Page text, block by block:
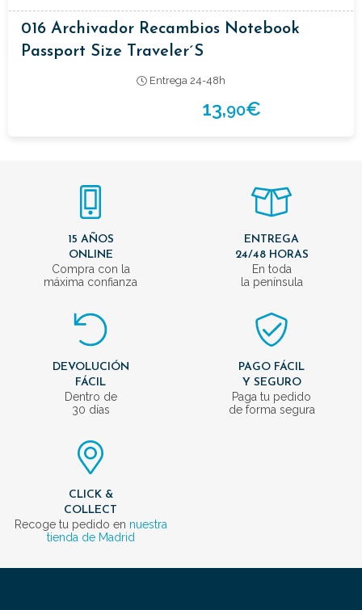
016 Archivador Recambios Notebook
Passport Size Traveler´s
Entrega 24-48h
13,90€
15 AÑOS
ONLINE
Compra con la
máxima confianza
ENTREGA
24/48 HORAS
En toda
la península
DEVOLUCIÓN
FÁCIL
Dentro de
30 días
PAGO FÁCIL
Y SEGURO
Paga tu pedido
de forma segura
CLICK &
COLLECT
Recoge tu pedido en nuestra
tienda de Madrid